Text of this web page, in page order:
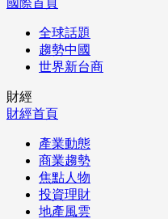
國際首頁
全球話題
趨勢中國
世界新台商
財經
財經首頁
產業動態
商業趨勢
焦點人物
投資理財
地產風雲